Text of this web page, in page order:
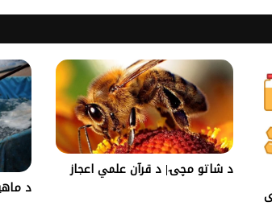
د شاتو مچۍ| د قرآن علمي اعجاز
د